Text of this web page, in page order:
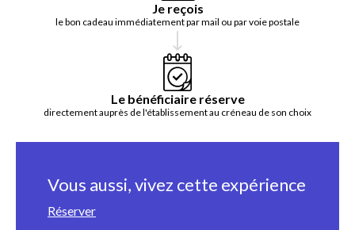
Je reçois
le bon cadeau immédiatement par mail ou par voie postale
Le bénéficiaire réserve
directement auprès de l'établissement au créneau de son choix
Vous aussi, vivez cette expérience
Réserver